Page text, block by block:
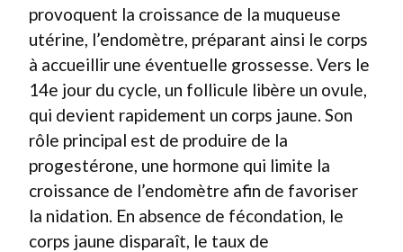
provoquent la croissance de la muqueuse
utérine, l’endomètre, préparant ainsi le corps
à accueillir une éventuelle grossesse. Vers le
14e jour du cycle, un follicule libère un ovule,
qui devient rapidement un corps jaune. Son
rôle principal est de produire de la
progestérone, une hormone qui limite la
croissance de l’endomètre afin de favoriser
la nidation. En absence de fécondation, le
corps jaune disparaît, le taux de